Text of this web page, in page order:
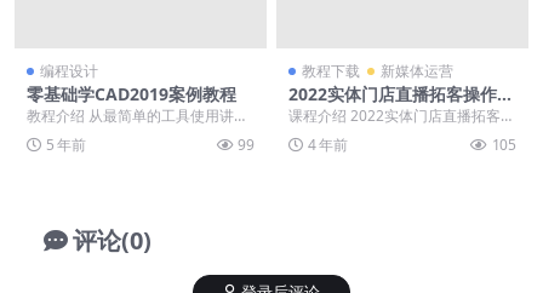
编程设计
零基础学CAD2019案例教程
教程介绍 从最简单的工具使用讲
起，并对每个知识点进行大量的实
例讲解，以让大家能够...
5 年前 99
教程下载 新媒体运营
2022实体门店直播拓客操作手
册
课程介绍 2022实体门店直播拓客操
作手册，0基础掌握实体拓客流量密
码，0基础可...
4 年前 105
评论(0)